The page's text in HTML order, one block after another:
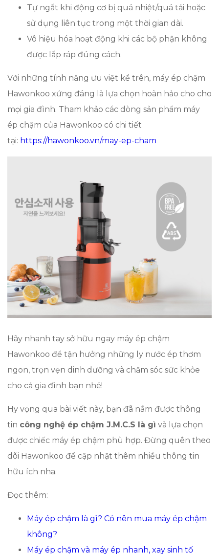
Tự ngắt khi động cơ bị quá nhiệt/quá tải hoặc
sử dụng liên tục trong một thời gian dài.
Vô hiệu hóa hoạt động khi các bộ phận không
được lắp ráp đúng cách.
Với những tính năng ưu việt kể trên, máy ép chậm
Hawonkoo xứng đáng là lựa chọn hoàn hảo cho cho
mọi gia đình. Tham khảo các dòng sản phẩm máy
ép chậm của Hawonkoo có chi tiết
tại: https://hawonkoo.vn/may-ep-cham
Hãy nhanh tay sở hữu ngay máy ép chậm
Hawonkoo để tận hưởng những ly nước ép thơm
ngon, trọn vẹn dinh dưỡng và chăm sóc sức khỏe
cho cả gia đình bạn nhé!
Hy vọng qua bài viết này, bạn đã nắm được thông
tin công nghệ ép chậm J.M.C.S là gì và lựa chọn
được chiếc máy ép chậm phù hợp. Đừng quên theo
dõi Hawonkoo để cập nhật thêm nhiều thông tin
hữu ích nha.
Đọc thêm:
Máy ép chậm là gì? Có nên mua máy ép chậm
không?
Máy ép chậm và máy ép nhanh, xay sinh tố